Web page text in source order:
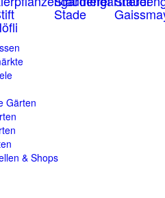
Stade
Gärten
& Shops